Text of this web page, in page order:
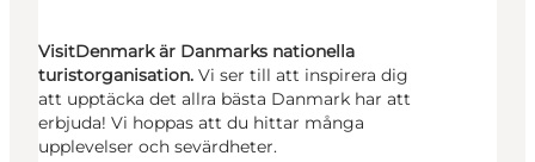
VisitDenmark är Danmarks nationella
turistorganisation. Vi ser till att inspirera dig
att upptäcka det allra bästa Danmark har att
erbjuda! Vi hoppas att du hittar många
upplevelser och sevärdheter.